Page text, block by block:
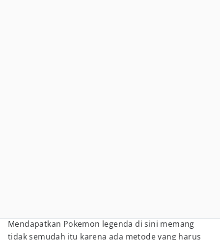
Mendapatkan Pokemon legenda di sini memang
tidak semudah itu karena ada metode yang harus